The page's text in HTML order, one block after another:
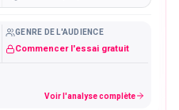
GENRE DE L'AUDIENCE
Commencer l'essai gratuit
Voir l'analyse complète